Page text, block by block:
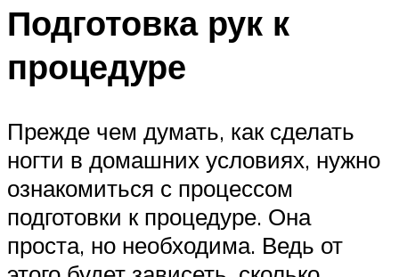
Подготовка рук к
процедуре
Прежде чем думать, как сделать
ногти в домашних условиях, нужно
ознакомиться с процессом
подготовки к процедуре. Она
проста, но необходима. Ведь от